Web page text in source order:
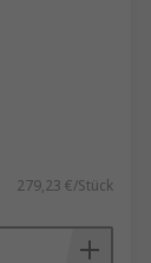
279,23 €/Stück